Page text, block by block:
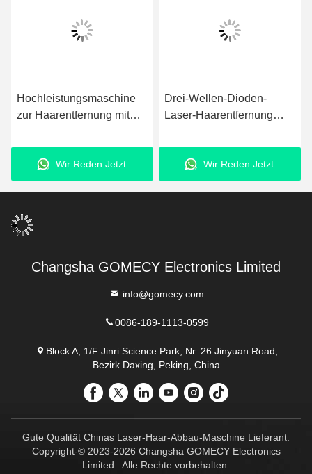
Hochleistungsmaschine
zur Haarentfernung mit
808nm 1064nm 3
WellenlängeWir Reden Jetzt.
Drei-Wellen-Dioden-
Laser-Haarentfernung
Pulsdauer 1-10Hz
Wir Reden Jetzt.
Changsha GOMECY Electronics Limited
info@gomecy.com
0086-189-1113-0599
Block A, 1/F Jinri Science Park, Nr. 26 Jinyuan Road,
Bezirk Daxing, Peking, China
Gute Qualität Chinas Laser-Haar-Abbau-Maschine Lieferant.
Copyright-© 2023-2026 Changsha GOMECY Electronics
Limited . Alle Rechte vorbehalten.